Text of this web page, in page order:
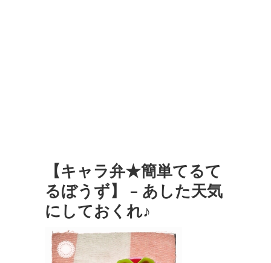
【キャラ弁★簡単てるて
るぼうず】 – あした天気
にしておくれ♪